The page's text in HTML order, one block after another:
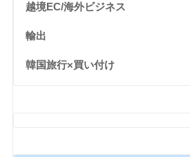
越境EC/海外ビジネス
輸出
韓国旅行×買い付け